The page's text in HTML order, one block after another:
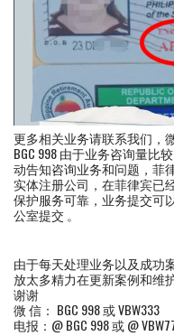
更多相关业务请联系我们，微
BGC 998 由于业务咨询量比
动告知咨询业务和问题，菲
实体注册公司，在菲律宾已
保护服务可靠，业务提交可
公室提交 。
由于每天处理业务以及成功
放太多精力在更新案例和维
谢谢
微 信： BGC 998 或 VBW333
电报：@ BGC 998 或 @